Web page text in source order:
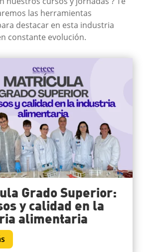
las herramientas
destacar en esta industria
constante evolución.
Grado Superior:
y calidad en la
alimentaria